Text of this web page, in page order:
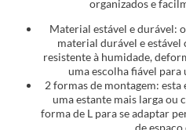
organizados e
Material estável e durável:
material durável e estável
resistente à humidade,
uma escolha fiável
2 formas de montagem:
uma estante mais larga ou
forma de L para se adaptar